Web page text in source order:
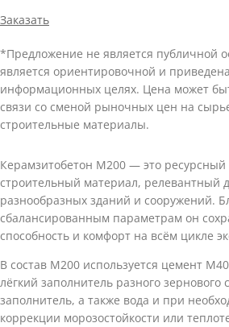
Заказать
*Предложение не является публичной
является ориентировочной и
информационных целях. Цена может
связи со сменой рыночных цен на
строительные материалы.
Керамзитобетон M200 — это
строительный материал, релевантный
разнообразных зданий и сооружений.
сбалансированным параметрам он
способность и комфорт на всём цикле
В состав M200 используется цемент
лёгкий заполнитель разного зернового
заполнитель, а также вода и при
коррекции морозостойкости или